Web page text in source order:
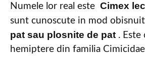
Numele lor real este Cimex
sunt cunoscute in mod
pat sau plosnite de pat . Este
hemiptere din familia